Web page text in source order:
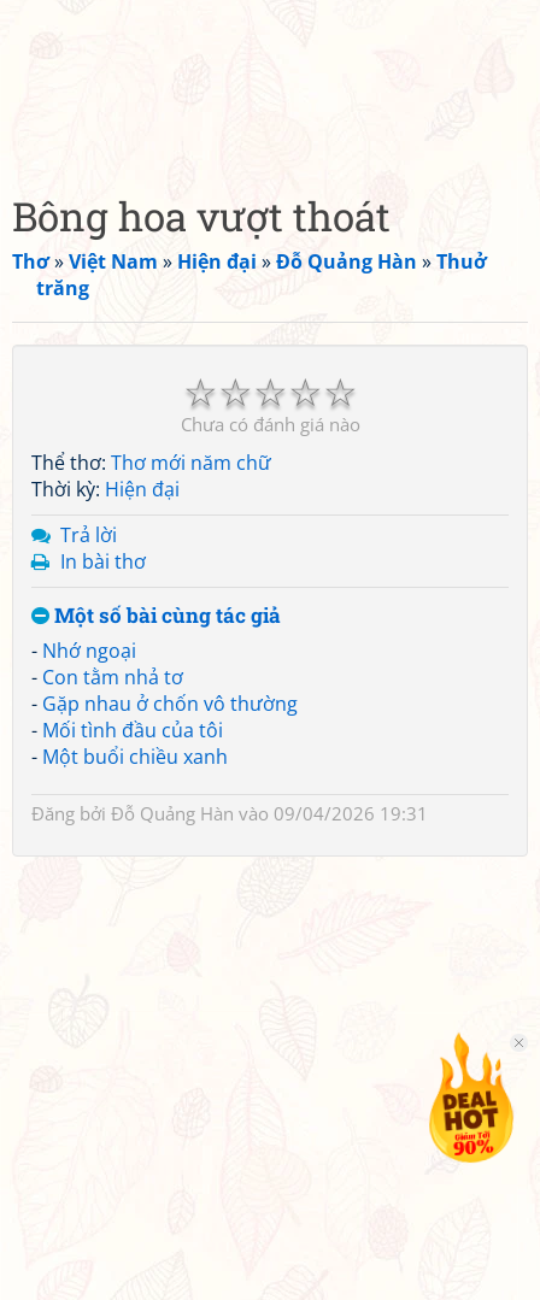
Bông hoa vượt thoát
Thơ»Việt Nam » Hiện đại »Đỗ Quảng Hàn »Thuở
trăng
☆
☆
☆
☆
☆
Chưa có đánh giá nào
Thể thơ: Thơ mới năm chữ
Thời kỳ: Hiện đại
Trả lời
In bài thơ
Một số bài cùng tác giả
- Nhớ ngoại
- Con tằm nhả tơ
- Gặp nhau ở chốn vô thường
- Mối tình đầu của tôi
- Một buổi chiều xanh
Đăng bởi Đỗ Quảng Hàn vào 09/04/2026 19:31